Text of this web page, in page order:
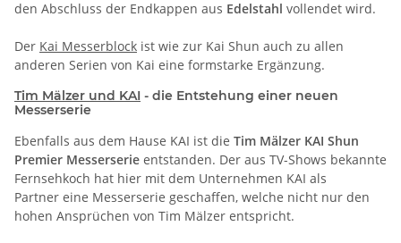
den Abschluss der Endkappen aus Edelstahl vollendet wird.
Der Kai Messerblock ist wie zur Kai Shun auch zu allen
anderen Serien von Kai eine formstarke Ergänzung.
Tim Mälzer und KAI - die Entstehung einer neuen
Messerserie
Ebenfalls aus dem Hause KAI ist die Tim Mälzer KAI Shun
Premier Messerserie entstanden. Der aus TV-Shows bekannte
Fernsehkoch hat hier mit dem Unternehmen KAI als
Partner eine Messerserie geschaffen, welche nicht nur den
hohen Ansprüchen von Tim Mälzer entspricht.